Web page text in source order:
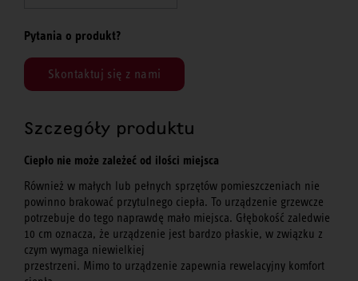
Pytania o produkt?
Skontaktuj się z nami
Szczegóły produktu
Ciepło nie może zależeć od ilości miejsca
Również w małych lub pełnych sprzętów pomieszczeniach nie
powinno brakować przytulnego ciepła. To urządzenie grzewcze
potrzebuje do tego naprawdę mało miejsca. Głębokość zaledwie
10 cm oznacza, że urządzenie jest bardzo płaskie, w związku z
czym wymaga niewielkiej
przestrzeni. Mimo to urządzenie zapewnia rewelacyjny komfort